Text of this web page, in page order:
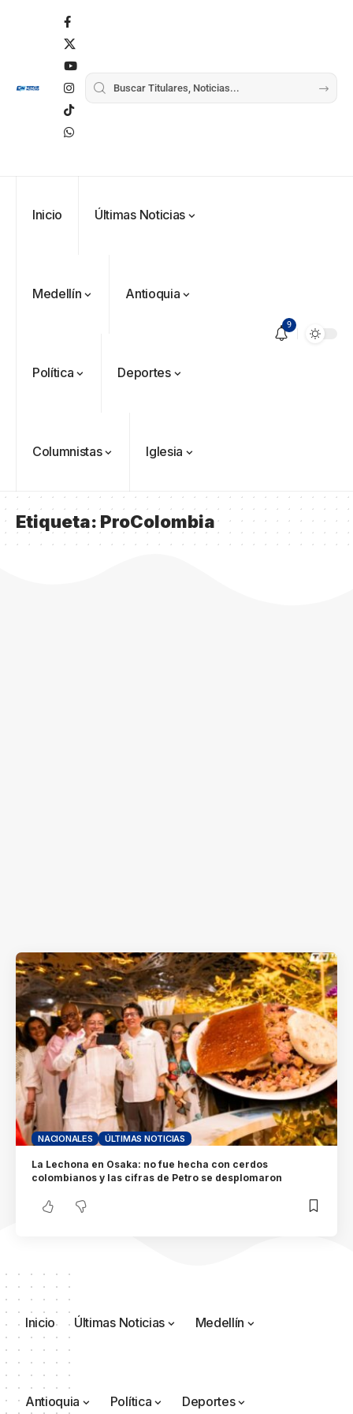
Inicio Últimas Noticias
Medellín Antioquia
Política Deportes
Columnistas Iglesia
9
Etiqueta:ProColombia
NACIONALES ÚLTIMAS NOTICIAS
La Lechona en Osaka: no fue hecha con cerdos
colombianos y las cifras de Petro se desplomaron
Inicio Últimas Noticias Medellín
Antioquia Política Deportes